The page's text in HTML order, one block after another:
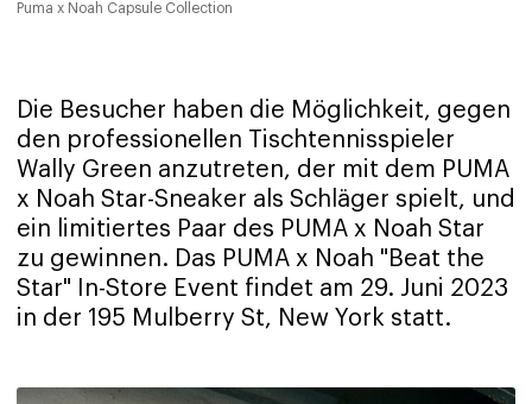
Puma x Noah Capsule Collection
Die Besucher haben die Möglichkeit, gegen
den professionellen Tischtennisspieler
Wally Green anzutreten, der mit dem PUMA
x Noah Star-Sneaker als Schläger spielt, und
ein limitiertes Paar des PUMA x Noah Star
zu gewinnen. Das PUMA x Noah "Beat the
Star" In-Store Event findet am 29. Juni 2023
in der 195 Mulberry St, New York statt.